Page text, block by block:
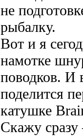
не
рыбалку.
Вот и я
намотке
поводков. И
поделится
катушке
Скажу сразу